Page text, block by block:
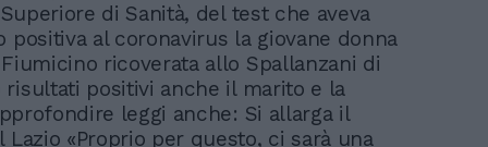
di Sanità, del test che aveva
positiva al coronavirus la giovane donna
ricoverata allo Spallanzani di
risultati positivi anche il marito e la
leggi anche: Si allarga il
Lazio «Proprio per questo, ci sarà una